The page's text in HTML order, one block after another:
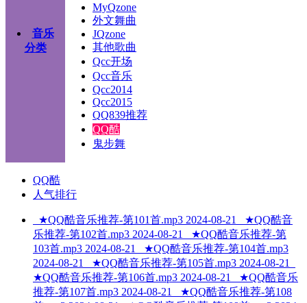
音乐
分类
MyQzone
外文舞曲
JQzone
其他歌曲
Qcc开场
Qcc音乐
Qcc2014
Qcc2015
QQ839推荐
QQ酷
鬼步舞
QQ酷
人气排行
★QQ酷音乐推荐-第101首.mp3 2024-08-21
★QQ酷音
乐推荐-第102首.mp3 2024-08-21
★QQ酷音乐推荐-第
103首.mp3 2024-08-21
★QQ酷音乐推荐-第104首.mp3
2024-08-21
★QQ酷音乐推荐-第105首.mp3 2024-08-21
★QQ酷音乐推荐-第106首.mp3 2024-08-21
★QQ酷音乐
推荐-第107首.mp3 2024-08-21
★QQ酷音乐推荐-第108